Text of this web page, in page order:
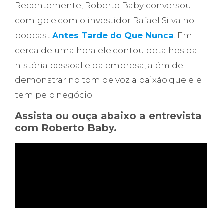
Recentemente, Roberto Baby conversou
comigo e com o investidor Rafael Silva no
podcast Antes Tarde do Que Nunca. Em
cerca de uma hora ele contou detalhes da
história pessoal e da empresa, além de
demonstrar no tom de voz a paixão que ele
tem pelo negócio.
Assista ou ouça abaixo a entrevista
com Roberto Baby.